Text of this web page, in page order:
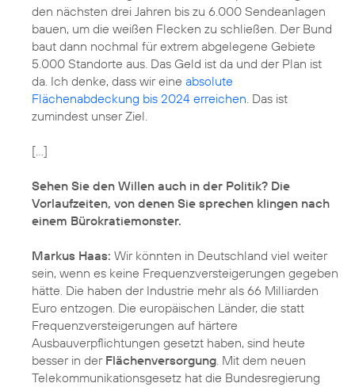
den nächsten drei Jahren bis zu 6.000 Sendeanlagen
bauen, um die weißen Flecken zu schließen. Der Bund
baut dann nochmal für extrem abgelegene Gebiete
5.000 Standorte aus. Das Geld ist da und der Plan ist
da. Ich denke, dass wir eine absolute
Flächenabdeckung bis 2024 erreichen . Das ist
zumindest unser Ziel.
[...]
Sehen Sie den Willen auch in der Politik? Die
Vorlaufzeiten, von denen Sie sprechen klingen nach
einem Bürokratiemonster.
Markus Haas: Wir könnten in Deutschland viel weiter
sein, wenn es keine Frequenzversteigerungen gegeben
hätte. Die haben der Industrie mehr als 66 Milliarden
Euro entzogen. Die europäischen Länder, die statt
Frequenzversteigerungen auf härtere
Ausbauverpflichtungen gesetzt haben, sind heute
besser in der Flächenversorgung . Mit dem neuen
Telekommunikationsgesetz hat die Bundesregierung